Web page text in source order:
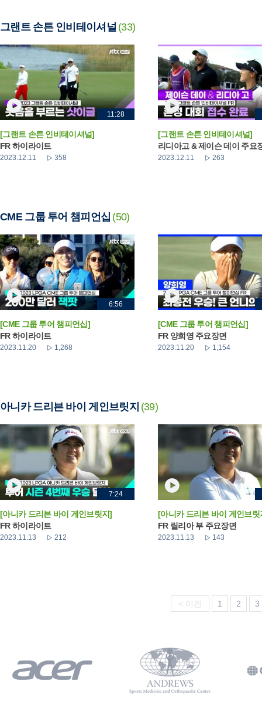
그랜트 손튼 인비테이셔널 (33)
11:28
[그랜트 손튼 인비테이셔널]
FR 하이라이트
2023.12.11 358
[그랜트 손튼 인비테이셔널]
리디아고 & 제이슨 데이 주요
2023.12.11 263
CME 그룹 투어 챔피언십 (50)
6:56
[CME 그룹 투어 챔피언십]
FR 하이라이트
2023.11.20 1,268
[CME 그룹 투어 챔피언십]
FR 양희영 주요장면
2023.11.20 1,154
아니카 드리븐 바이 게인브릿지 (39)
7:24
[아니카 드리븐 바이 게인브릿지]
FR 하이라이트
2023.11.13 212
[아니카 드리븐 바이 게인브릿
FR 릴리아 부 주요장면
2023.11.13 143
< 이전 1 2 3